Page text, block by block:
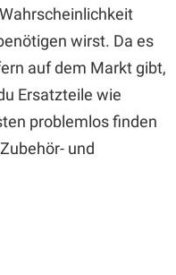
wirst. Da es
auf dem Markt gibt,
Ersatzteile wie
problemlos finden
und